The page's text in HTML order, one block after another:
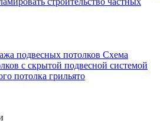
подвесных потолков Схема
с скрытой подвесной системой
потолка грильято